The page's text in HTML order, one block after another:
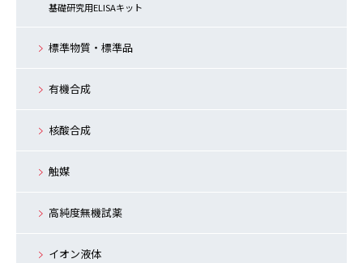
基礎研究用ELISAキット
標準物質・標準品
有機合成
核酸合成
触媒
高純度無機試薬
イオン液体